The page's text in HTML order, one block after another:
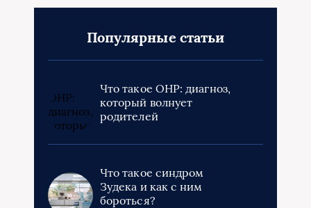
Популярные статьи
Что такое ОНР: диагноз,
который волнует
родителей
Что такое синдром
Зудека и как с ним
бороться?